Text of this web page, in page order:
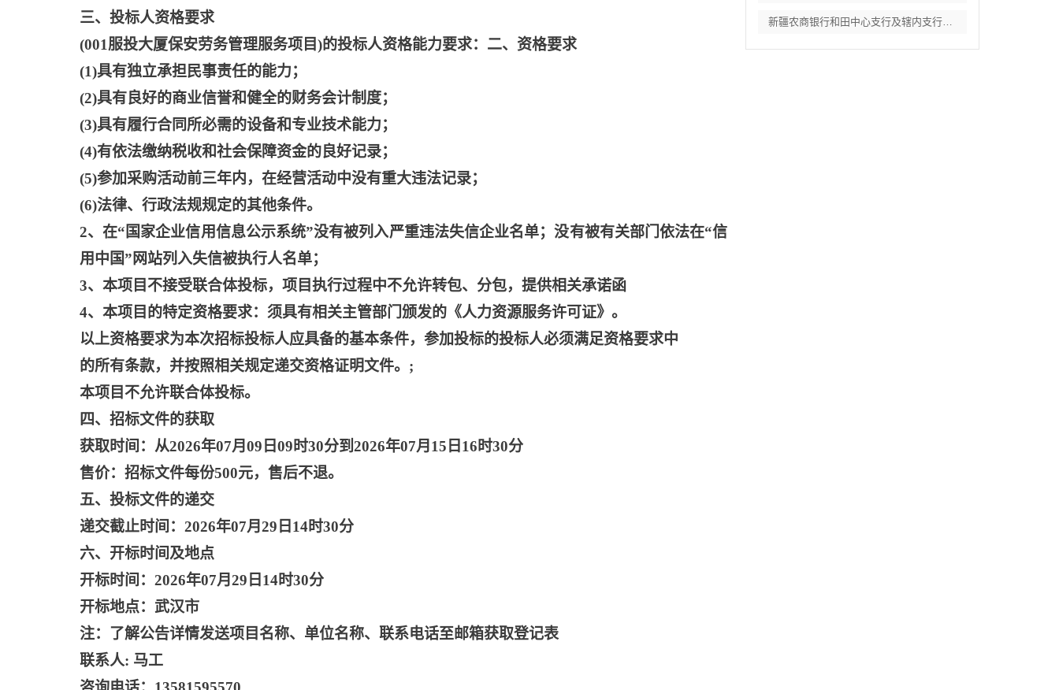
三、投标人资格要求
(001服投大厦保安劳务管理服务项目)的投标人资格能力要求：二、资格要求
(1)具有独立承担民事责任的能力；
(2)具有良好的商业信誉和健全的财务会计制度；
(3)具有履行合同所必需的设备和专业技术能力；
(4)有依法缴纳税收和社会保障资金的良好记录；
(5)参加采购活动前三年内，在经营活动中没有重大违法记录；
(6)法律、行政法规规定的其他条件。
2、在“国家企业信用信息公示系统”没有被列入严重违法失信企业名单；没有被有关部门依法在“信
用中国”网站列入失信被执行人名单；
3、本项目不接受联合体投标，项目执行过程中不允许转包、分包，提供相关承诺函
4、本项目的特定资格要求：须具有相关主管部门颁发的《人力资源服务许可证》。
以上资格要求为本次招标投标人应具备的基本条件，参加投标的投标人必须满足资格要求中
的所有条款，并按照相关规定递交资格证明文件。 ;
本项目不允许联合体投标。
四、招标文件的获取
获取时间：从2026年07月09日09时30分到2026年07月15日16时30分
售价：招标文件每份500元，售后不退。
五、投标文件的递交
递交截止时间： 2026年07月29日14时30分
六、开标时间及地点
开标时间： 2026年07月29日14时30分
开标地点：武汉市
注：了解公告详情发送项目名称、单位名称、联系电话至邮箱获取登记表
联系人: 马工
新疆农商银行和田中心支行及辖内支行职工体